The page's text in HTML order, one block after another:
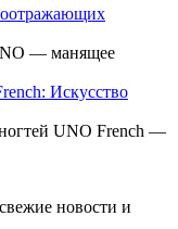
— манящее
Искусство
UNO French —
новости и